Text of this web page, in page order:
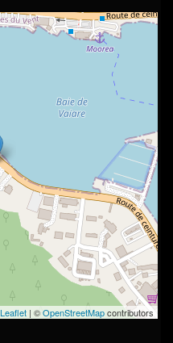
Leaflet| ©OpenStreetMapcontributors